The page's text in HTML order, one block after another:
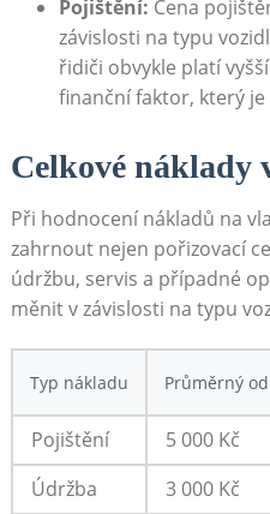
Pojištění: Cena
závislosti na typu
řidiči obvykle platí
finanční faktor, který
Celkové náklady
Při hodnocení nákladů na
zahrnout nejen pořizovací
údržbu, servis a případné
měnit v závislosti na typu
Typ nákladu Průměrný
Pojištění
5 000 Kč
Údržba
3 000 Kč